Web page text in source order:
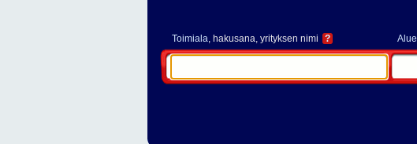
Toimiala, hakusana, yrityksen nimi ? Alue